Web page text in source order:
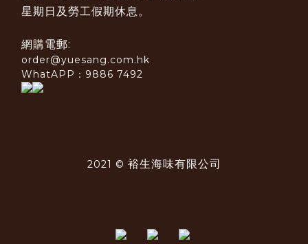
星期日及勞工假期休息。
網購電郵:
order@yuesang.com.hk
WhatAPP：9886 7492
2021 © 裕生海味有限公司